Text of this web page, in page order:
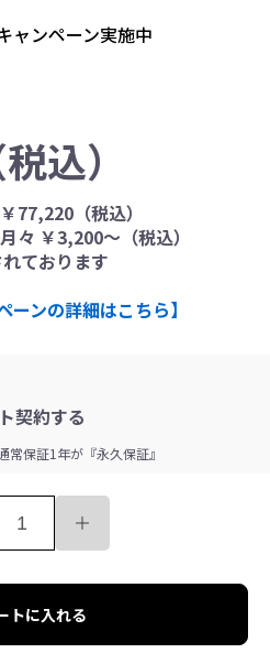
ャンペーン実施中
税込）
￥77,220 （税込）
月々 ￥3,200〜 （税込）
ております
ーンの詳細はこちら】
契約する
常保証1年が『永久保証』
トに入れる